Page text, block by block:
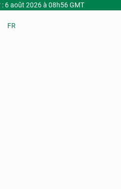
: 6 août 2026 à 08h56 GMT
FR